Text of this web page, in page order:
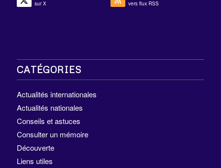
sur X vers flux RSS
CATÉGORIES
Actualités internationales
Actualités nationales
Conseils et astuces
Consulter un mémoire
Découverte
Liens utiles